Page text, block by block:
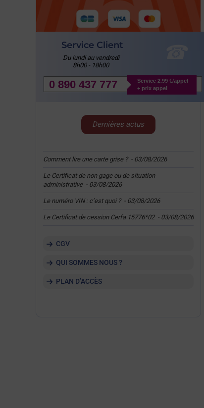
Service Client
Du lundi au vendredi
8h00 - 18h00
0 890 437 777
Service 2.99 €/appel
+ prix appel
Dernières actus
Comment lire une carte grise ? - 03/08/2026
Le Certificat de non gage ou de situation
administrative - 03/08/2026
Le numéro VIN : c’est quoi ? - 03/08/2026
Le Certificat de cession Cerfa 15776*02 - 03/08/2026
CGV
QUI SOMMES NOUS ?
PLAN D’ACCÈS